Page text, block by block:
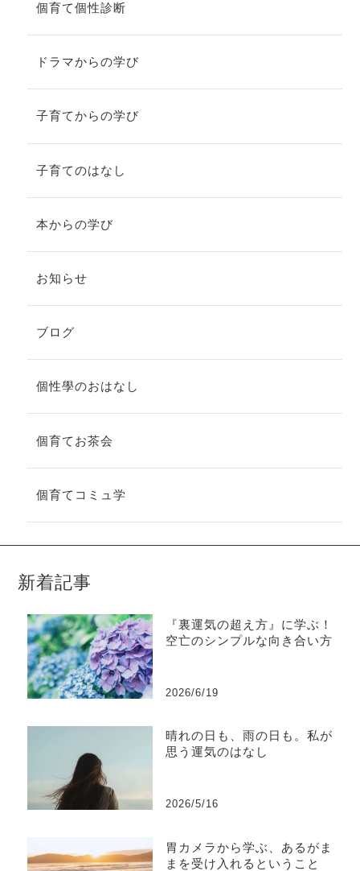
個育て個性診断
ドラマからの学び
子育てからの学び
子育てのはなし
本からの学び
お知らせ
ブログ
個性學のおはなし
個育てお茶会
個育てコミュ学
新着記事
『裏運気の超え方』に学ぶ！
空亡のシンプルな向き合い方
2026/6/19
晴れの日も、雨の日も。私が
思う運気のはなし
2026/5/16
胃カメラから学ぶ、あるがま
まを受け入れるということ